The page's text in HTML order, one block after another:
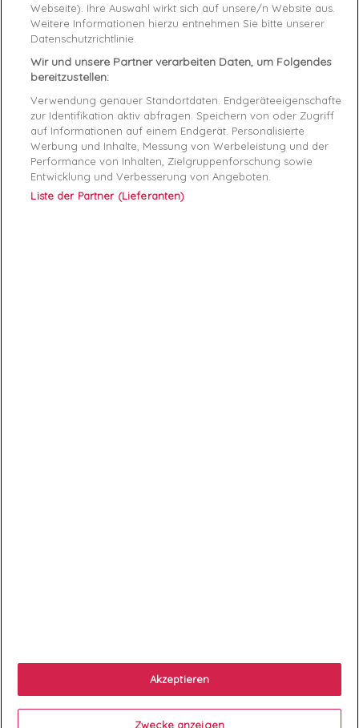
Reference UM0UM01234-599 XXL
Data sheet
Matière COTON
Genre Homme
RAYON Vêtements
Your account 
Webseite). Ihre Auswahl wirkt sich auf unsere/n Website aus.
Weitere Informationen hierzu entnehmen Sie bitte unserer
Datenschutzrichtlinie.
Wir und unsere Partner verarbeiten Daten, um Folgendes
bereitzustellen:
Verwendung genauer Standortdaten. Endgeräteeigenschaften
zur Identifikation aktiv abfragen. Speichern von oder Zugriff
auf Informationen auf einem Endgerät. Personalisierte
Werbung und Inhalte, Messung von Werbeleistung und der
Performance von Inhalten, Zielgruppenforschung sowie
Entwicklung und Verbesserung von Angeboten.
Liste der Partner (Lieferanten)
Akzeptieren
Zwecke anzeigen